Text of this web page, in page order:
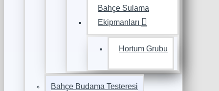
Bahçe Sulama
Ekipmanları
Hortum Grubu
Bahçe Budama Testeresi